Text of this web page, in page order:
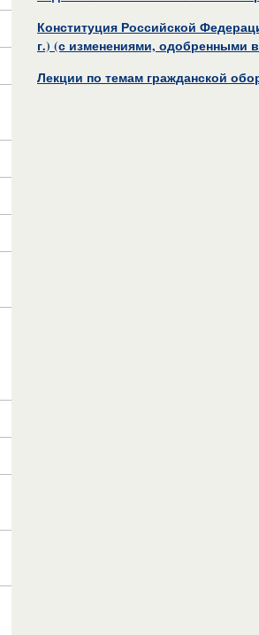
Конституция Российской
г.) (с изменениями, одобренными
Лекции по темам гражданской